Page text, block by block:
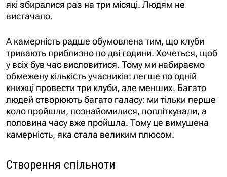
які збиралися раз на три місяці. Людям не
вистачало.
А камерність радше обумовлена тим, що клуби
тривають приблизно по дві години. Хочеться, щоб
у всіх був час висловитися. Тому ми набираємо
обмежену кількість учасників: легше по одній
книжці провести три клуби, але менших. Багато
людей створюють багато галасу: ми тільки перше
коло пройшли, познайомилися, попліткували, а
половина часу вже пройшла. Тому це вимушена
камерність, яка стала великим плюсом.
Створення спільноти